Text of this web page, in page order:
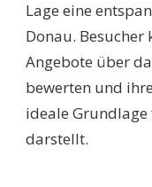
Lage eine
Donau. Besucher
Angebote über
bewerten und
ideale
darstellt.